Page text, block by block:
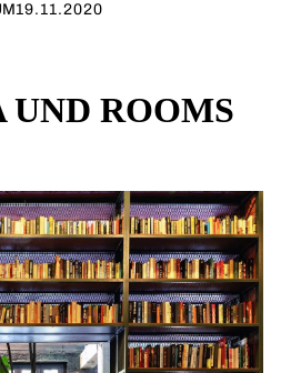
19.11.2020
UND ROOMS